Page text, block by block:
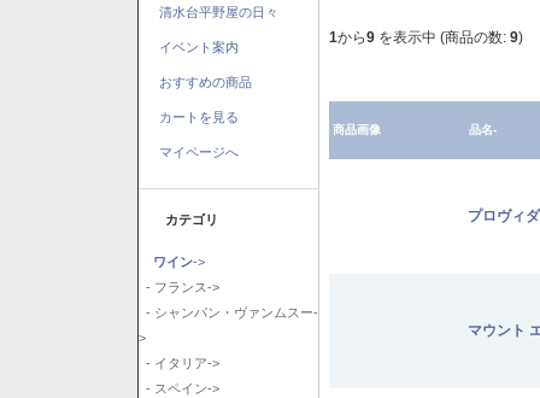
清水台平野屋の日々
イベント案内
おすすめの商品
カートを見る
マイページへ
カテゴリ
ワイン->
- フランス->
- シャンパン・ヴァンムスー-
>
- イタリア->
- スペイン->
1から9 を表示中 (商品の数: 9)
商品画像 品名-
プロヴィ
マウント